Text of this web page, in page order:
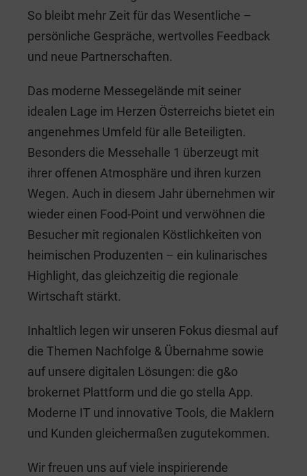
So bleibt mehr Zeit für das Wesentliche –
persönliche Gespräche, wertvolles Feedback
und neue Partnerschaften.
Das moderne Messegelände mit seiner
idealen Lage im Herzen Österreichs bietet ein
angenehmes Umfeld für alle Beteiligten.
Besonders die Messehalle 1 überzeugt mit
ihrer offenen Atmosphäre und ihren kurzen
Wegen. Auch in diesem Jahr übernehmen wir
wieder einen Food-Point und verwöhnen die
Besucher mit regionalen Köstlichkeiten von
heimischen Produzenten – ein kulinarisches
Highlight, das gleichzeitig die regionale
Wirtschaft stärkt.
Inhaltlich legen wir unseren Fokus diesmal auf
die Themen Nachfolge & Übernahme sowie
auf unsere digitalen Lösungen: die g&o
brokernet Plattform und die go stella App.
Moderne IT und innovative Tools, die Maklern
und Kunden gleichermaßen zugutekommen.
Wir freuen uns auf viele inspirierende